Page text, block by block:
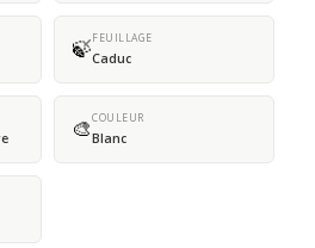
🍃FEUILLAGE
Caduc
🎨COULEUR
Blanc